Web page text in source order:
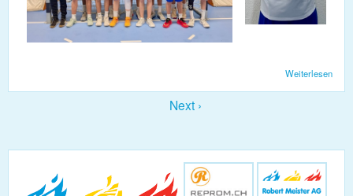
Weiterlesen
Next ›